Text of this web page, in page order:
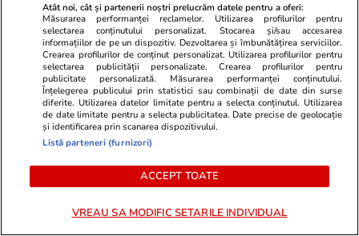
PARTENERI
Atât noi, cât și partenerii noștri prelucrăm datele pentru a oferi:
Măsurarea performanței reclamelor. Utilizarea profilurilor pentru
selectarea conținutului personalizat. Stocarea și/sau accesarea
informațiilor de pe un dispozitiv. Dezvoltarea și îmbunătățirea serviciilor.
Crearea profilurilor de conținut personalizat. Utilizarea profilurilor pentru
selectarea publicității personalizate. Crearea profilurilor pentru
publicitate personalizată. Măsurarea performanței conținutului.
Înțelegerea publicului prin statistici sau combinații de date din surse
diferite. Utilizarea datelor limitate pentru a selecta conținutul. Utilizarea
de date limitate pentru a selecta publicitatea. Date precise de geolocație
și identificarea prin scanarea dispozitivului.
Listă parteneri (furnizori)
ACCEPT TOATE
VREAU SA MODIFIC SETARILE INDIVIDUAL